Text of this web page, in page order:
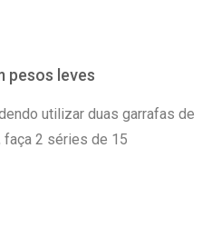
pesos leves
utilizar duas garrafas de
faça 2 séries de 15